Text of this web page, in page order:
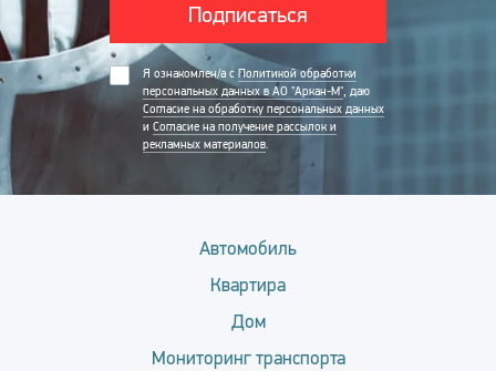
Подписаться
Я ознакомлен/а с Политикой обработки
персональных данных в АО "Аркан-М", даю
Согласие на обработку персональных данных
и Согласие на получение рассылок и
рекламных материалов.
Автомобиль
Квартира
Дом
Мониторинг транспорта